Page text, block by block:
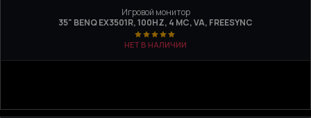
Игровой монитор
35" BENQ EX3501R, 100HZ, 4 МС, VA, FREESYNC
НЕТ В НАЛИЧИИ